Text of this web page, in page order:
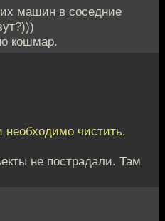
машин в соседние
кошмар.
необходимо чистить.
не пострадали. Там